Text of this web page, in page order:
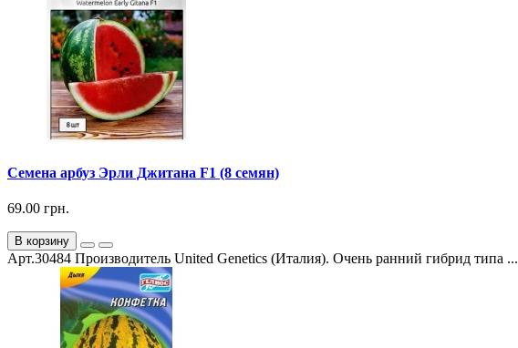
Семена арбуз Эрли Джитана F1 (8 семян)
69.00 грн.
В корзину
Арт.30484 Производитель United Genetics (Италия). Очень ранний гибрид типа ...